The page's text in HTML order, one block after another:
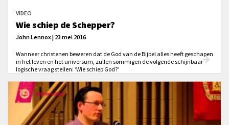
VIDEO
Wie schiep de Schepper?
John Lennox | 23 mei 2016
Wanneer christenen beweren dat de God van de Bijbel alles heeft geschapen
in het leven en het universum, zullen sommigen de volgende schijnbaar
logische vraag stellen: ‘Wie schiep God?’